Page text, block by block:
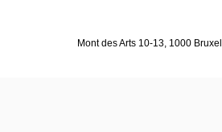
Mont des Arts 10-13, 1000